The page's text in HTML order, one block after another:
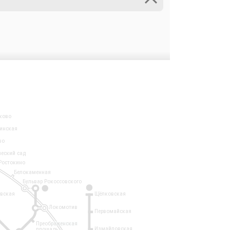
1
Локомотив
сад
Белокаменная
Щёлковская
Первомайская
Измайловская
Бульвар Рокоссовского
Преображенская